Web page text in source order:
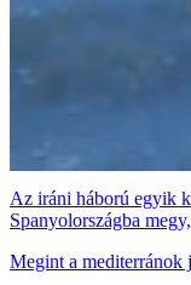
Az iráni háború egyik
Spanyolországba
Megint a mediterránok